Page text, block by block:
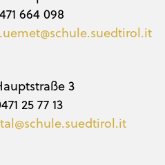
664 098
3
25 77 13